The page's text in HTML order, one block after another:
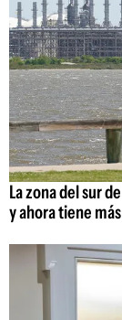
La zona del sur
y ahora tiene